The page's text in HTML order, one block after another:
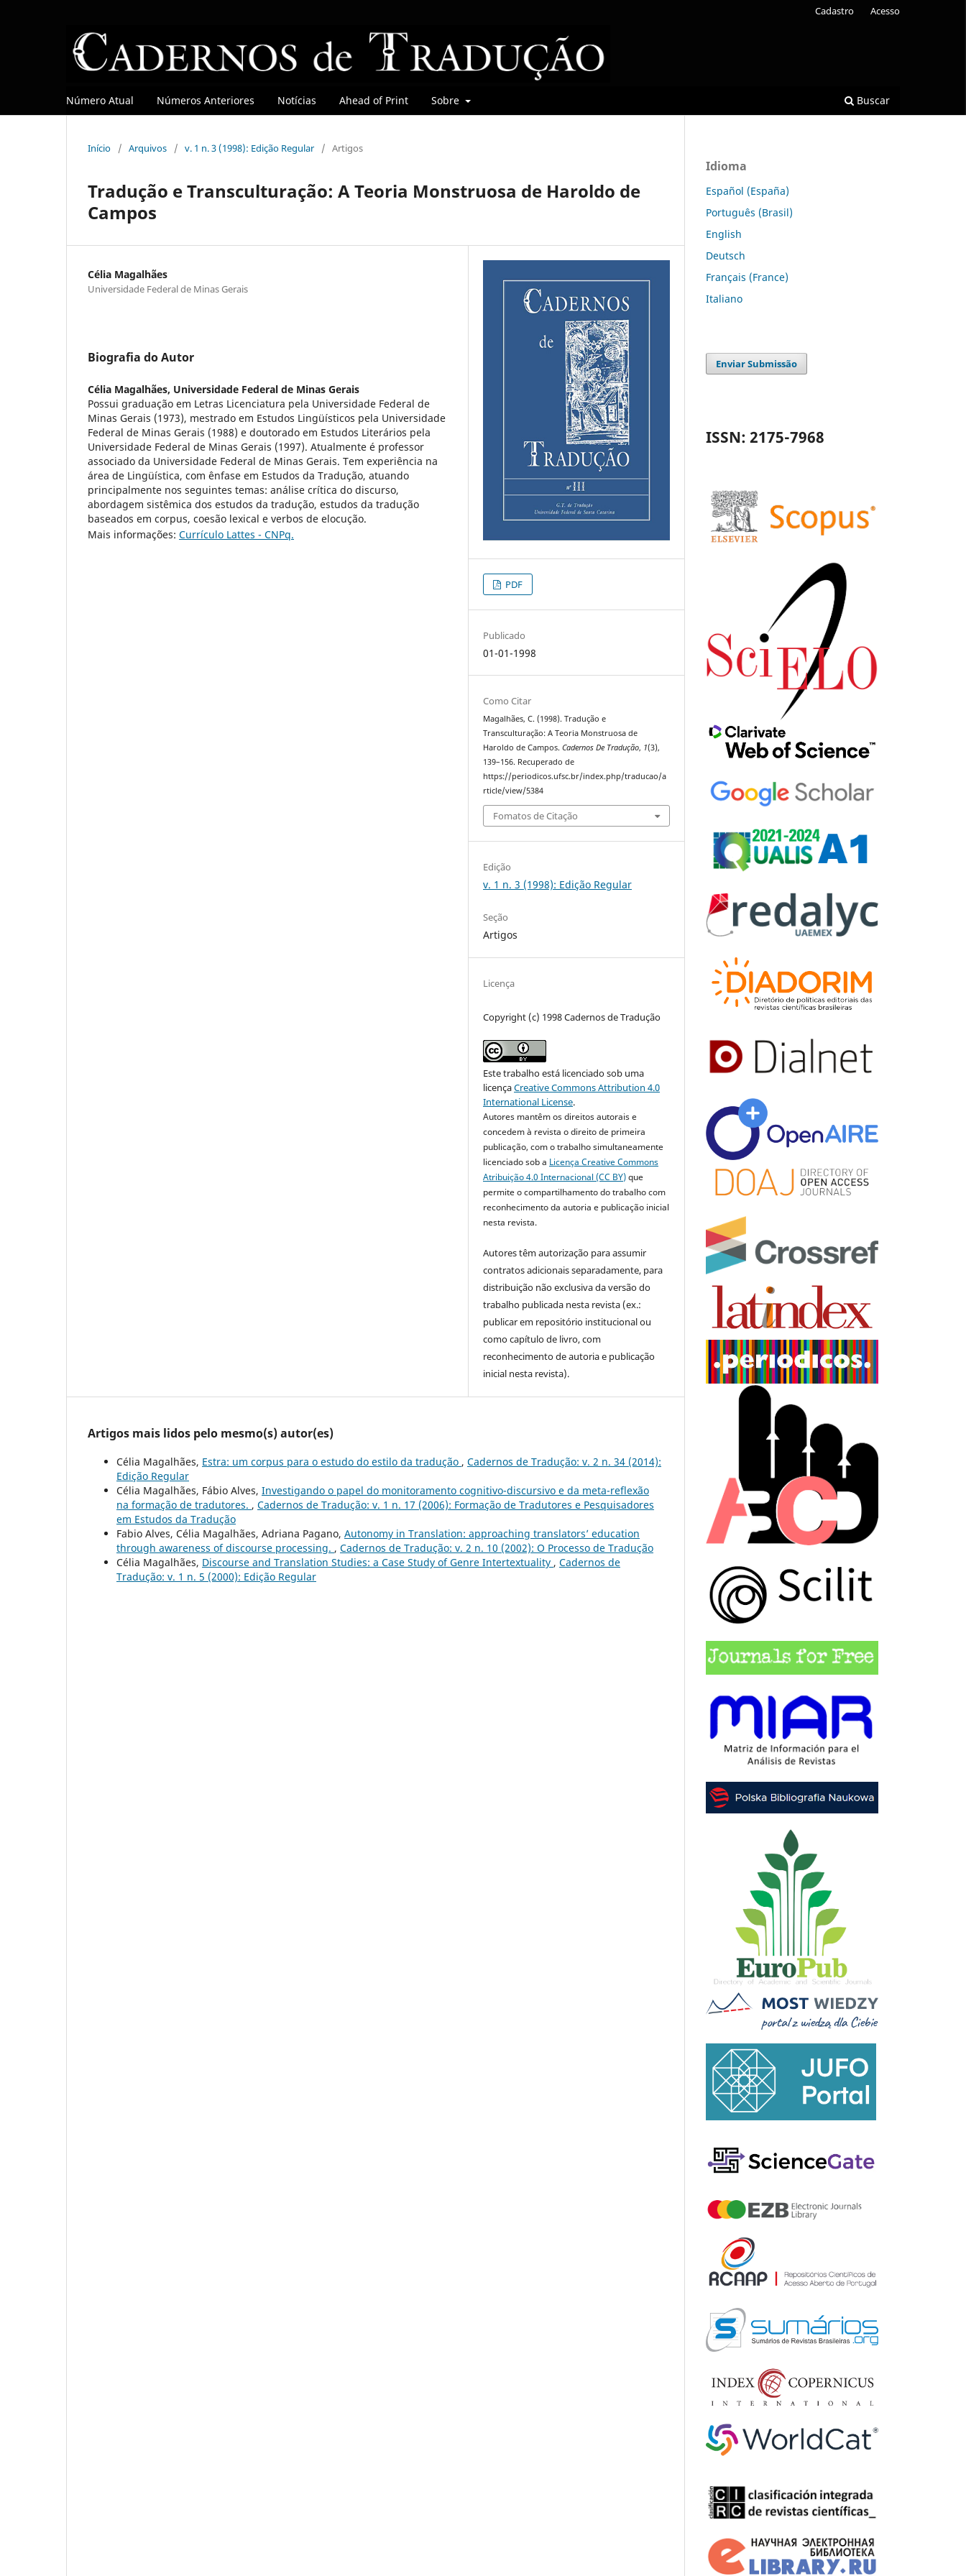
Número Atual Números Anteriores Notícias Ahead of Print Sobre Buscar
Cadastro Acesso
Início / Arquivos / v. 1 n. 3 (1998): Edição Regular / Artigos
Tradução e Transculturação: A Teoria Monstruosa de Haroldo de
Campos
Célia Magalhães
Universidade Federal de Minas Gerais
Biografia do Autor
Célia Magalhães, Universidade Federal de Minas Gerais
Possui graduação em Letras Licenciatura pela Universidade Federal de
Minas Gerais (1973), mestrado em Estudos Lingüísticos pela Universidade
Federal de Minas Gerais (1988) e doutorado em Estudos Literários pela
Universidade Federal de Minas Gerais (1997). Atualmente é professor
associado da Universidade Federal de Minas Gerais. Tem experiência na
área de Lingüística, com ênfase em Estudos da Tradução, atuando
principalmente nos seguintes temas: análise crítica do discurso,
abordagem sistêmica dos estudos da tradução, estudos da tradução
baseados em corpus, coesão lexical e verbos de elocução.
Mais informações: Currículo Lattes - CNPq.
PDF
Publicado
01-01-1998
Como Citar
Magalhães, C. (1998). Tradução e
Transculturação: A Teoria Monstruosa de
Haroldo de Campos.Cadernos De Tradução, 1(3),
139–156. Recuperado de
https://periodicos.ufsc.br/index.php/traducao/a
rticle/view/5384
Fomatos de Citação
Edição
v. 1 n. 3 (1998): Edição Regular
Seção
Artigos
Licença
Copyright (c) 1998 Cadernos de Tradução
Este trabalho está licenciado sob uma
licençaCreative Commons Attribution 4.0
International License.
Autores mantêm os direitos autorais e
concedem à revista o direito de primeira
publicação, com o trabalho simultaneamente
licenciado sob a Licença Creative Commons
Atribuição 4.0 Internacional (CC BY)que
permite o compartilhamento do trabalho com
reconhecimento da autoria e publicação inicial
nesta revista.
Autores têm autorização para assumir
contratos adicionais separadamente, para
distribuição não exclusiva da versão do
trabalho publicada nesta revista (ex.:
publicar em repositório institucional ou
como capítulo de livro, com
reconhecimento de autoria e publicação
inicial nesta revista).
Artigos mais lidos pelo mesmo(s) autor(es)
Célia Magalhães, Estra: um corpus para o estudo do estilo da tradução , Cadernos de Tradução: v. 2 n. 34 (2014):
Edição Regular
Célia Magalhães, Fábio Alves, Investigando o papel do monitoramento cognitivo-discursivo e da meta-reflexão
na formação de tradutores. , Cadernos de Tradução: v. 1 n. 17 (2006): Formação de Tradutores e Pesquisadores
em Estudos da Tradução
Fabio Alves, Célia Magalhães, Adriana Pagano, Autonomy in Translation: approaching translators’ education
through awareness of discourse processing. , Cadernos de Tradução: v. 2 n. 10 (2002): O Processo de Tradução
Célia Magalhães, Discourse and Translation Studies: a Case Study of Genre Intertextuality , Cadernos de
Tradução: v. 1 n. 5 (2000): Edição Regular
Idioma
Español (España)
Português (Brasil)
English
Deutsch
Français (France)
Italiano
Enviar Submissão
ISSN: 2175-7968